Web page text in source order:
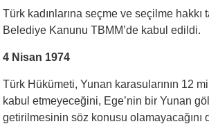
Türk kadınlarına seçme ve seçilme hakkı
Belediye Kanunu TBMM’de kabul edildi.
4 Nisan 1974
Türk Hükümeti, Yunan karasularının 12
kabul etmeyeceğini, Ege’nin bir Yunan
getirilmesinin söz konusu olamayacağını